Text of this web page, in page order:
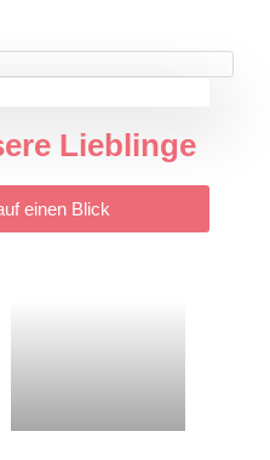
Lieblinge
einen Blick